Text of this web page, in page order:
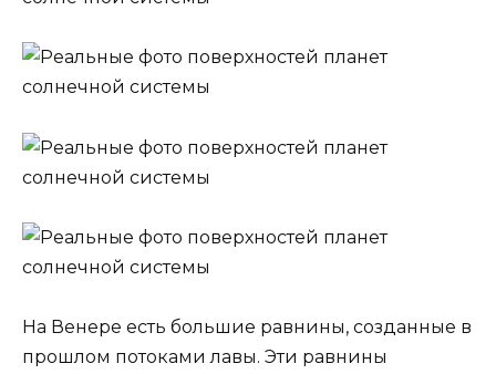
На Венере есть большие равнины, созданные в
прошлом потоками лавы. Эти равнины